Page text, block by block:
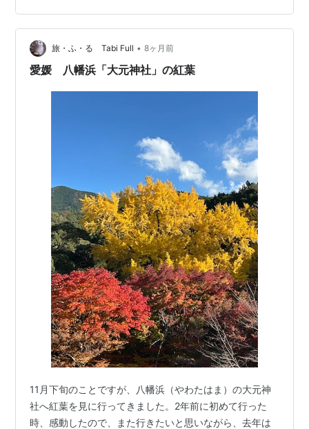
定休日:火曜日＊最新情報は、Instagramをご覧下さい。
＊駐車場はありませんので、近くのコインパーキングを
ご利用下さい。（大きな声では言えませんがw、…
旅・ふ・る Tabi Full • 8ヶ月前
愛媛 八幡浜「大元神社」の紅葉
11月下旬のことですが、八幡浜（やわたはま）の大元神
社へ紅葉を見に行ってきました。2年前に初めて行った
時、感動したので、また行きたいと思いながら、去年は